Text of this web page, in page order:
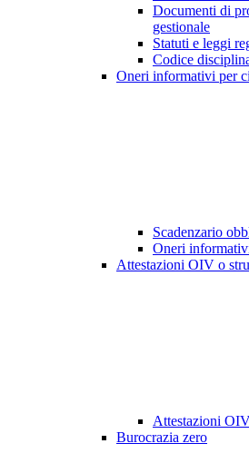
Documenti di
gestionale
Statuti e leggi
Codice
Oneri informativi per
Scadenzario
Oneri
Attestazioni OIV o
Attestazioni
Burocrazia zero